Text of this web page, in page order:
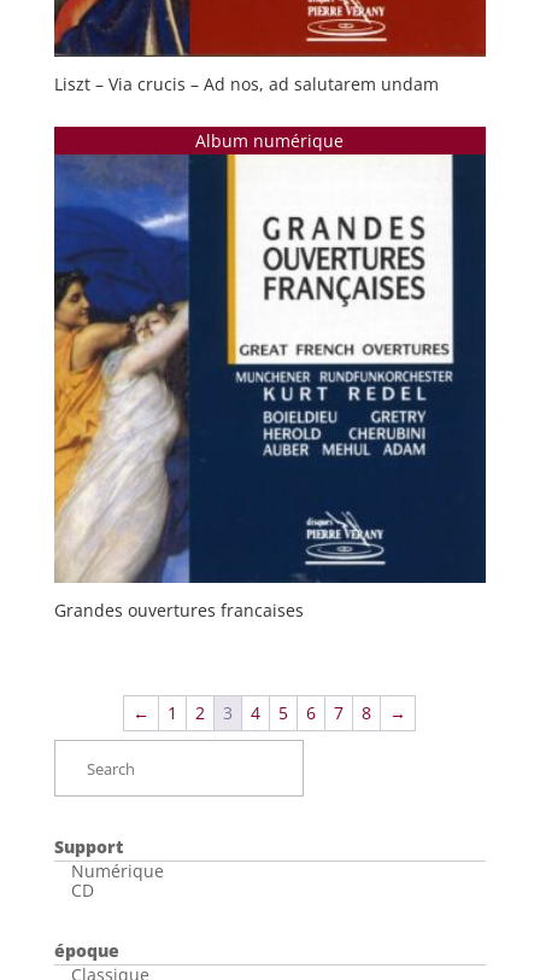
Liszt – Via crucis – Ad nos, ad salutarem undam
Album numérique
Grandes ouvertures francaises
← 1 2 3 4 5 6 7 8 →
Support
Numérique
CD
époque
Classique